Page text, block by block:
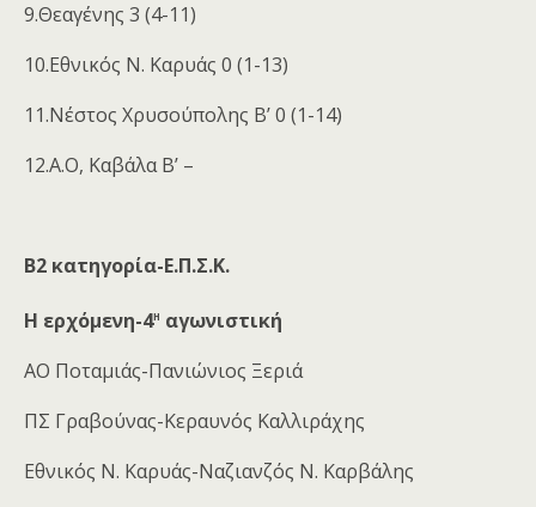
9.Θεαγένης 3 (4-11)
10.Εθνικός Ν. Καρυάς 0 (1-13)
11.Νέστος Χρυσούπολης Β’ 0 (1-14)
12.Α.Ο, Καβάλα Β’ –
Β2 κατηγορία-Ε.Π.Σ.Κ.
Η ερχόμενη-4η αγωνιστική
ΑΟ Ποταμιάς-Πανιώνιος Ξεριά
ΠΣ Γραβούνας-Κεραυνός Καλλιράχης
Εθνικός Ν. Καρυάς-Ναζιανζός Ν. Καρβάλης